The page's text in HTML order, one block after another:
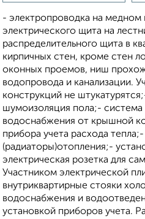
- электропроводка на медном
электрического щита на
распределительного щита в
кирпичных стен, кроме стен
оконных проемов, ниш
водопровода и канализации.
конструкций не
шумоизоляция пола;- система
водоснабжения от крышной
прибора учета расхода
(радиаторы)отопления;-
электрическая розетка для
Участником электрической
внутриквартирные стояки
водоснабжения и
установкой приборов учета.